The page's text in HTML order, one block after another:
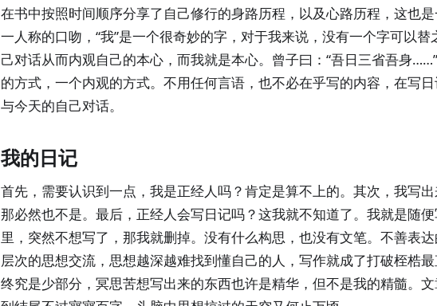
在书中按照时间顺序分享了自己修行的身路历程，以及心路历程，这也
一人称的口吻，“我”是一个很奇妙的字，对于我来说，没有一个字可以
己对话从而内观自己的本心，而我就是本心。曾子曰：“吾日三省吾身
的方式，一个内观的方式。不用任何言语，也不必在乎写的内容，在写
与今天的自己对话。
我的日记
首先，需要认识到一点，我是正经人吗？肯定是算不上的。其次，我写
那必然也不是。最后，正经人会写日记吗？这我就不知道了。我就是随
里，突然不想写了，那我就删掉。没有什么构思，也没有文笔。不善表
层次的思想交流，思想越深越难找到懂自己的人，写作就成了打破桎梏
终究是少部分，冥思苦想写出来的东西也许是精华，但不是我的精髓。